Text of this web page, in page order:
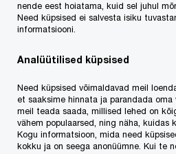
Leppik ja tema klient,
Tuulberg.“
nende eest hoiatama, kuid sel juhul
Need küpsised ei salvesta isiku
informatsiooni.
Analüütilised küpsised
Need küpsised võimaldavad meil
et saaksime hinnata ja parandada
meil teada saada, millised lehed on
vähem populaarsed, ning näha, kuidas
Kogu informatsioon, mida need
kokku ja on seega anonüümne. Kui te